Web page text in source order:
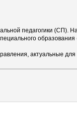
педагогики (СП).
актуальные для